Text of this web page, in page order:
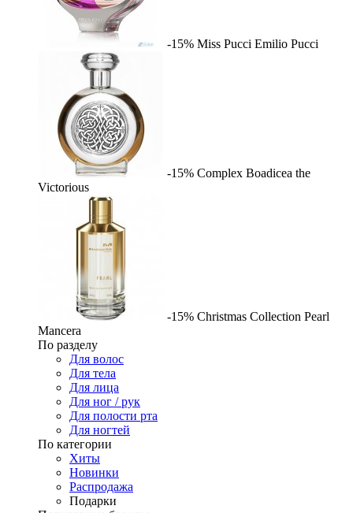
-15% Miss Pucci Emilio Pucci
-15% Complex Boadicea the
Victorious
-15% Christmas Collection Pearl
Mancera
По разделу
Для волос
Для тела
Для лица
Для ног / рук
Для полости рта
Для ногтей
По категории
Хиты
Новинки
Распродажа
Подарки